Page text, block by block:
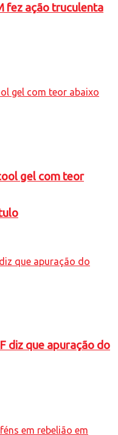
fez ação truculenta
gel com teor
diz que apuração do